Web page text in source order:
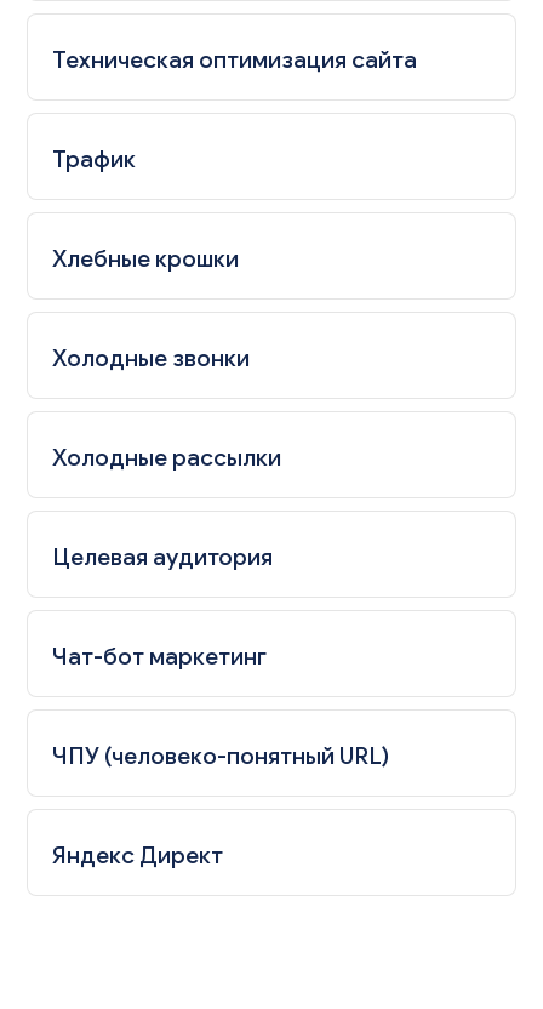
Техническая оптимизация сайта
Трафик
Хлебные крошки
Холодные звонки
Холодные рассылки
Целевая аудитория
Чат-бот маркетинг
ЧПУ (человеко-понятный URL)
Яндекс Директ